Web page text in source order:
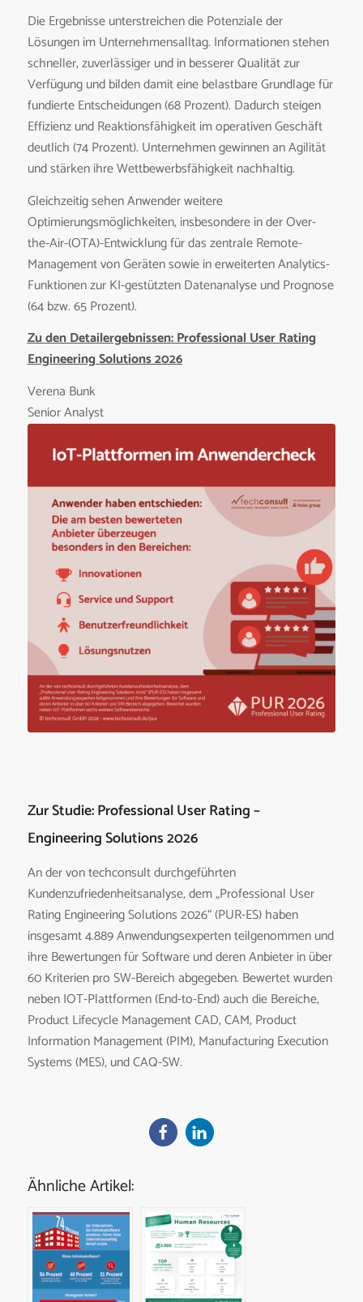
Die Ergebnisse unterstreichen die Potenziale der
Lösungen im Unternehmensalltag. Informationen stehen
schneller, zuverlässiger und in besserer Qualität zur
Verfügung und bilden damit eine belastbare Grundlage für
fundierte Entscheidungen (68 Prozent). Dadurch steigen
Effizienz und Reaktionsfähigkeit im operativen Geschäft
deutlich (74 Prozent). Unternehmen gewinnen an Agilität
und stärken ihre Wettbewerbsfähigkeit nachhaltig.
Gleichzeitig sehen Anwender weitere
Optimierungsmöglichkeiten, insbesondere in der Over-
the-Air-(OTA)-Entwicklung für das zentrale Remote-
Management von Geräten sowie in erweiterten Analytics-
Funktionen zur KI-gestützten Datenanalyse und Prognose
(64 bzw. 65 Prozent).
Zu den Detailergebnissen: Professional User Rating
Engineering Solutions 2026
Verena Bunk
Senior Analyst
Zur Studie: Professional User Rating –
Engineering Solutions 2026
An der von techconsult durchgeführten
Kundenzufriedenheitsanalyse, dem „Professional User
Rating Engineering Solutions 2026“ (PUR-ES) haben
insgesamt 4.889 Anwendungsexperten teilgenommen und
ihre Bewertungen für Software und deren Anbieter in über
60 Kriterien pro SW-Bereich abgegeben. Bewertet wurden
neben IOT-Plattformen (End-to-End) auch die Bereiche,
Product Lifecycle Management CAD, CAM, Product
Information Management (PIM), Manufacturing Execution
Systems (MES), und CAQ-SW.
Ähnliche Artikel: